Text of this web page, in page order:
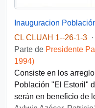
CL CLUAH 1--26-1-3 ·
Parte de Presidente
1994)
Consiste en los
Población "El Estoril"
serán en beneficio de